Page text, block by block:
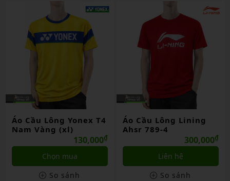
Áo Cầu Lông Yonex T4
Nam Vàng (xl)
130,000₫
Chọn mua
So sánh
Áo Cầu Lông Lining
Ahsr 789-4
300,000₫
Liên hệ
So sánh